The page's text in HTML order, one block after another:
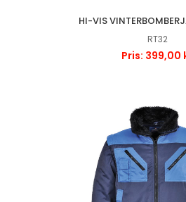
HI-VIS
RT32
Pris: 399,00